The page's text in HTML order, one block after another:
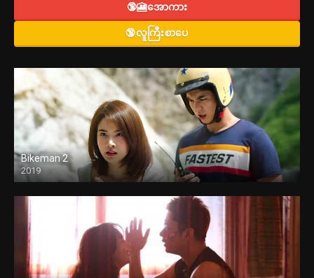
🔞🎦အောကား
🔞လူကြီးစာပေ
Bikeman 2
2019